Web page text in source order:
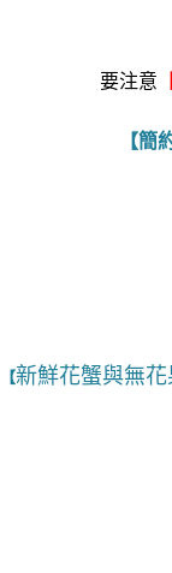
要注意
【簡
【新鮮花蟹與無